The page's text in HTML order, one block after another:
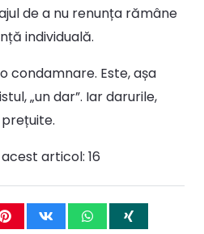
de a nu renunța rămâne
individuală.
condamnare. Este, așa
„un dar”. Iar darurile,
articol: 16